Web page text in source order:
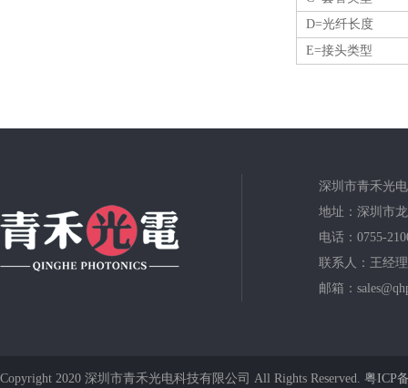
D=光纤长度
E=接头类型
深圳市青禾光
地址：深圳市
电话：0755-
联系人：王经理
邮箱：
Copyright 2020 深圳市青禾光电科技有限公司 All Rights Reserved. 粤ICP